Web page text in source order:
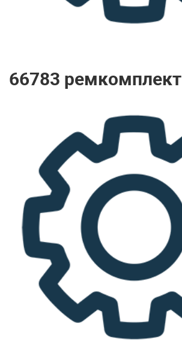
66783 ремкомплект